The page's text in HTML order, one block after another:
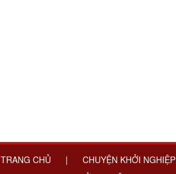
TRANG CHỦ | CHUYỆN KHỞI NGHIỆP